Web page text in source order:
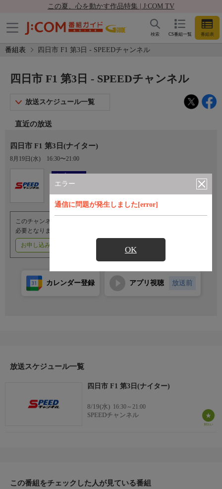
この夏、心を動かす作品特集 | J:COM TV
CS番組一覧 番組表
検索
番組表 四日市 F1 第3日 - SPEEDチャンネル
エラー
通信に問題が発生しました[error]
OK
四日市 F1 第3日 - SPEEDチャンネル
放送スケジュール一覧
直近の放送
四日市 F1 第3日(ナイター)
8月19日(水) 16:30〜21:00
オプション
Ch.923
SPEEDチャンネル
このチャンネルのご視聴には、オプションチャンネル(有料)のご契約が
必要となります。
お申し込みはこちら
カレンダー登録 アプリ視聴 放送前
放送スケジュール一覧
四日市 F1 第3日(ナイター)
8/19(水) 16:30～21:00
SPEEDチャンネル
この番組をチェックした人が見ている番組